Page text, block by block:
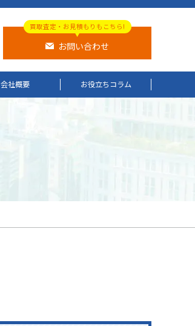
買取査定・お見積もりもこちら!
お問い合わせ
会社概要 お役立ちコラム